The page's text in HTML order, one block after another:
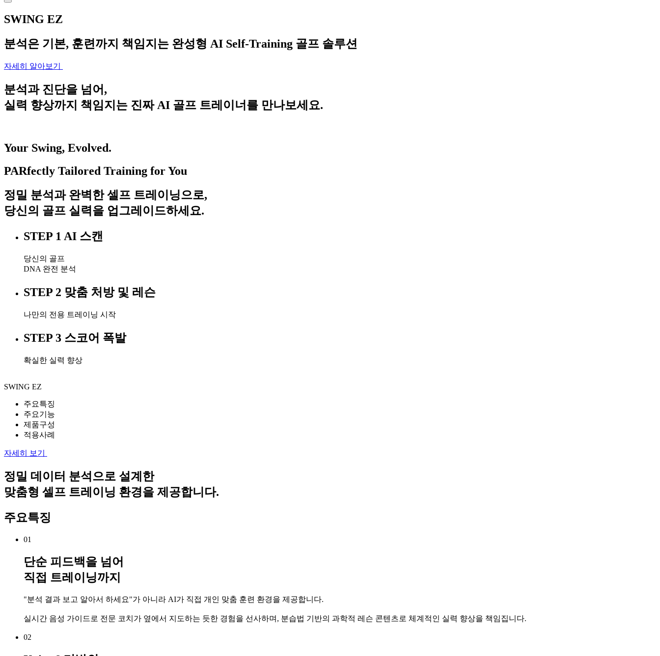
SWING EZ
분석은 기본, 훈련까지 책임지는 완성형 AI Self-Training 골프 솔루션
자세히 알아보기
분석과 진단을 넘어,
실력 향상까지 책임지는 진짜 AI 골프 트레이너를 만나보세요.
Your Swing, Evolved.
PARfectly Tailored Training for You
정밀 분석과 완벽한 셀프 트레이닝으로,
당신의 골프 실력을 업그레이드하세요.
STEP 1 AI 스캔
당신의 골프
DNA 완전 분석
STEP 2 맞춤 처방 및 레슨
나만의 전용 트레이닝 시작
STEP 3 스코어 폭발
확실한 실력 향상
SWING EZ
주요특징
주요기능
제품구성
적용사례
자세히 보기
정밀 데이터 분석으로 설계한
맞춤형 셀프 트레이닝 환경을 제공합니다.
주요특징
01
단순 피드백을 넘어
직접 트레이닝까지
"분석 결과 보고 알아서 하세요"가 아니라 AI가 직접 개인 맞춤 훈련 환경을 제공합니다.
실시간 음성 가이드로 전문 코치가 옆에서 지도하는 듯한 경험을 선사하며, 분습법 기반의 과학적 레슨 콘텐츠로 체계적인 실력 향상을 책임집니다.
02